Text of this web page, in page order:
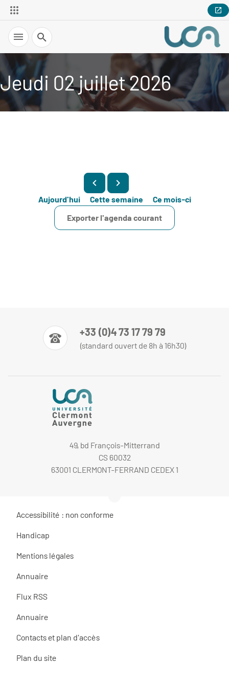
Recherche
Jeudi 02 juillet 2026
Aujourd'hui Cette semaine
Ce mois-ci
Exporter l'agenda courant
+33 (0)4 73 17 79 79
(standard ouvert de 8h à 16h30)
49, bd François-Mitterrand
CS 60032
63001 CLERMONT-FERRAND CEDEX 1
Accessibilité : non conforme
Handicap
Mentions légales
Annuaire
Flux RSS
Annuaire
Contacts et plan d'accès
Plan du site